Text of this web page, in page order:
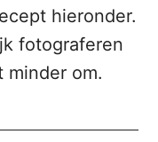
hieronder.
fotograferen
minder om.